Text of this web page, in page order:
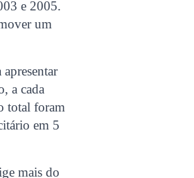
e 2005.
um
a cada
total foram
em 5
mais do